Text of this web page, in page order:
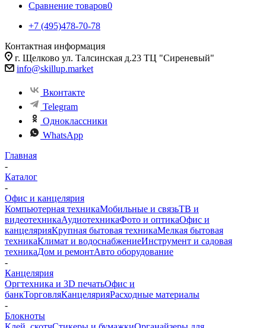
Сравнение товаров0
+7 (495)478-70-78
Контактная информация
г. Щелково ул. Талсинская д.23 ТЦ "Сиреневый"
info@skillup.market
Вконтакте
Telegram
Одноклассники
WhatsApp
Главная
-
Каталог
-
Офис и канцелярия
Компьютерная техникаМобильные и связьТВ и
видеотехникаАудиотехникаФото и оптикаОфис и
канцелярияКрупная бытовая техникаМелкая бытовая
техникаКлимат и водоснабжениеИнструмент и садовая
техникаДом и ремонтАвто оборудование
-
Канцелярия
Оргтехника и 3D печатьОфис и
банкТорговляКанцелярияРасходные материалы
-
Блокноты